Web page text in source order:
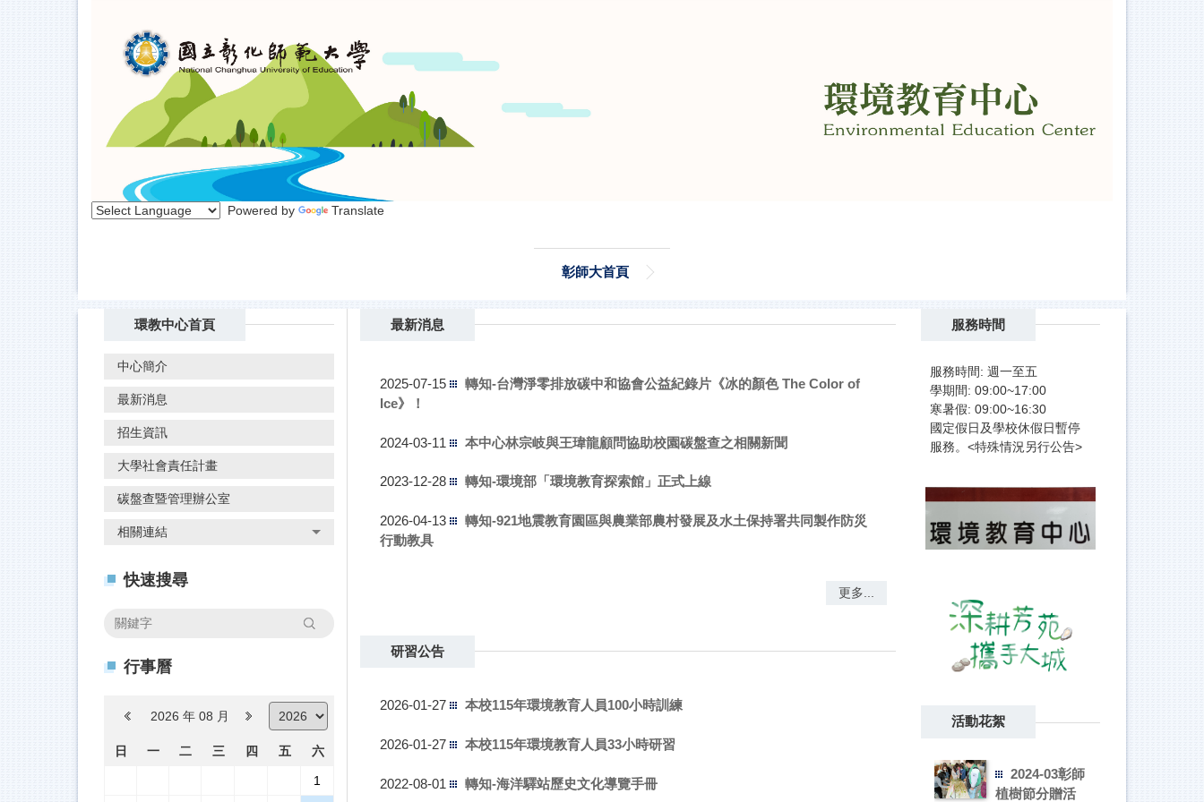
Powered by Translate
彰師大首頁
環教中心首頁
中心簡介
最新消息
招生資訊
大學社會責任計畫
碳盤查暨管理辦公室
相關連結
快速搜尋
搜尋
行事曆
2026 年 08 月
日 一 二 三 四 五 六
1
最新消息
轉知-921地震教育園區與農業部農村發展及水土保持署共同製作防災
2025-07-15
轉知-台灣淨零排放碳中和協會公益紀錄片《冰的顏色 The Color of
Ice》！
2024-03-11 本中心林宗岐與王瑋龍顧問協助校園碳盤查之相關新聞
2023-12-28 轉知-環境部「環境教育探索館」正式上線
2026-04-13
轉知-921地震教育園區與農業部農村發展及水土保持署共同製作防災
行動教具
2023-12-28 轉知-環境部「環境教育探索館」正式上線
2026-04-13
轉知-921地震教育園區與農業部農村發展及水土保持署共同製作防災
更多...
研習公告
2026-01-27 本校115年環境教育人員100小時訓練
2026-01-27 本校115年環境教育人員33小時研習
2022-08-01 轉知-海洋驛站歷史文化導覽手冊
服務時間
服務時間: 週一至五
學期間: 09:00~17:00
寒暑假: 09:00~16:30
國定假日及學校休假日暫停
服務。<特殊情況另行公告>
活動花絮
2024-03彰師
植樹節分贈活